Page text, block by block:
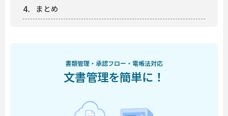
まとめ
書類管理・承認フロー・電帳法対応
文書管理を簡単に！